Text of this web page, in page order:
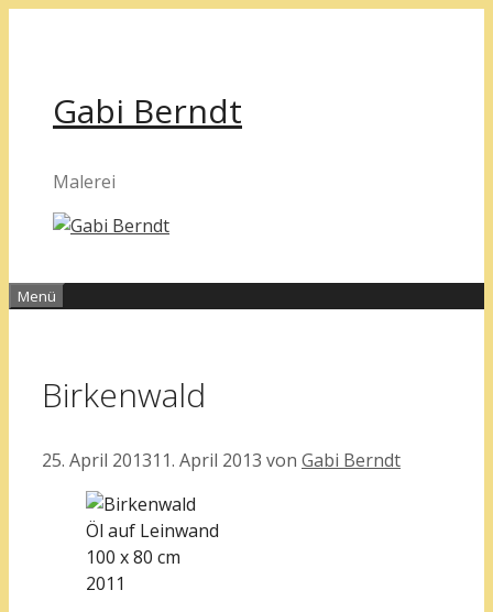
Gabi Berndt
Malerei
Menü
Birkenwald
25. April 201311. April 2013 von Gabi Berndt
Öl auf Leinwand
100 x 80 cm
2011